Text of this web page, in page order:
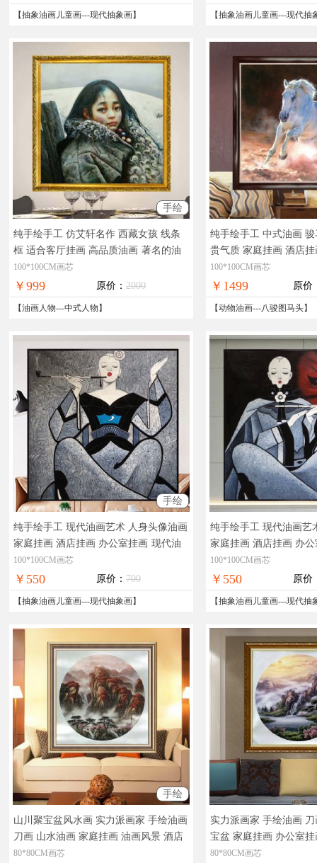
【抽象油画儿童画---现代抽象画】 【抽象油画儿童画---现代抽
手绘
纯手绘手工 仿艾轩名作 西藏女孩 线条
框 适合客厅挂画 高品质油画 著名的油
画，现货图片，在线支付，全国免邮
100*100CM画芯
￥999 原价： 2000
【油画人物---中式人物 】
纯手绘手工 中式油画
贵气质 家庭挂画 酒店
油画哪里买，办公室油
在线支付，全国免邮
100*100CM画芯
￥1499 原价
【动物油画---八骏图马头】
手绘
纯手绘手工 现代油画艺术 人身头像油画
家庭挂画 酒店挂画 办公室挂画 现代油
画，当代油画，油画半身像，全国免邮
100*100CM画芯
￥550 原价： 700
【抽象油画儿童画---现代抽象画】
纯手绘手工 现代油画艺
家庭挂画 酒店挂画 办
画，当代油画，油画半
100*100CM画芯
￥550 原价
【抽象油画儿童画---现代抽
手绘
山川聚宝盆风水画 实力派画家 手绘油画
刀画 山水油画 家庭挂画 油画风景 酒店
挂画 实物拍摄，现货图片，在线支付，
80*80CM画芯
实力派画家 手绘油画
宝盆 家庭挂画 办公室
物拍摄，现货图片，在
80*80CM画芯